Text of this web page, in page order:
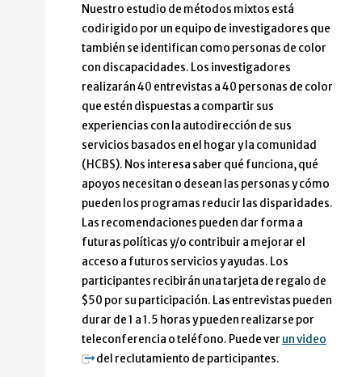
Nuestro estudio de métodos mixtos está
codirigido por un equipo de investigadores que
también se identifican como personas de color
con discapacidades. Los investigadores
realizarán 40 entrevistas a 40 personas de color
que estén dispuestas a compartir sus
experiencias con la autodirección de sus
servicios basados en el hogar y la comunidad
(HCBS). Nos interesa saber qué funciona, qué
apoyos necesitan o desean las personas y cómo
pueden los programas reducir las disparidades.
Las recomendaciones pueden dar forma a
futuras políticas y/o contribuir a mejorar el
acceso a futuros servicios y ayudas. Los
participantes recibirán una tarjeta de regalo de
$50 por su participación. Las entrevistas pueden
durar de 1 a 1.5 horas y pueden realizarse por
teleconferencia o teléfono. Puede ver un video
del reclutamiento de participantes.